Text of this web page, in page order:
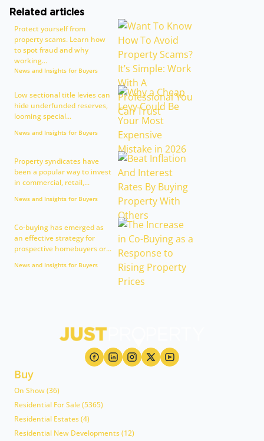
Related articles
Protect yourself from
property scams. Learn how
to spot fraud and why
working...
News and Insights for Buyers
Low sectional title levies can
hide underfunded reserves,
looming special...
News and Insights for Buyers
Property syndicates have
been a popular way to invest
in commercial, retail,...
News and Insights for Buyers
Co-buying has emerged as
an effective strategy for
prospective homebuyers or...
News and Insights for Buyers
Buy
On Show (36)
Residential For Sale (5365)
Residential Estates (4)
Residential New Developments (12)